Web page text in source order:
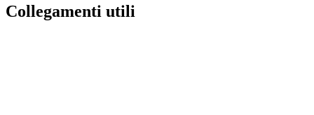
Collegamenti utili